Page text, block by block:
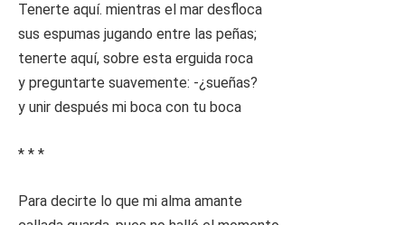
Tenerte aquí. mientras el mar desfloca
sus espumas jugando entre las peñas;
tenerte aquí, sobre esta erguida roca
y preguntarte suavemente: -¿sueñas?
y unir después mi boca con tu boca
* * *
Para decirte lo que mi alma amante